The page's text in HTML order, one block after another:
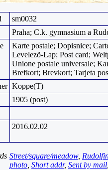
sm0032
Praha; C.k. gymnasium a
Karte postale; Dopisnice;
Levelezö-Lap; Post card;
Unione postale universale;
Brefkort; Brevkort; Tarjeta
Koppe(T)
1905 (post)
2016.02.02
Street/square/meadow,
photo Short addr, Sent by mail